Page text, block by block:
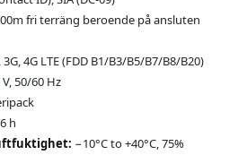
fri terräng beroende på ansluten
4G LTE (FDD B1/B3/B5/B7/B8/B20)
50/60 Hz
h
−10°С to +40°С, 75%